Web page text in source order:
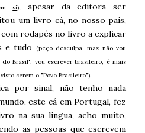
si), apesar da editora ser
um livro cá, no nosso país,
rodapés no livro a explicar
e tudo
(peço desculpa, mas não vou
Brasil", vou escrever brasileiro, é mais
serem o "Povo Brasileiro").
por sinal, não tenho nada
este cá em Portugal, fez
na sua língua, acho muito,
as pessoas que escrevem